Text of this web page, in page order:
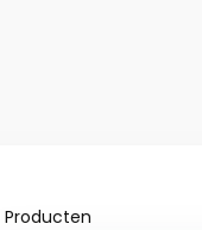
Producten